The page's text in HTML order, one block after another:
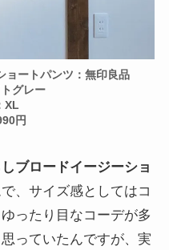
ョートパンツ：無印良品
グレー
XL
円
ブロードイージーショ
、サイズ感としてはコ
ったり目なコーデが多
っていたんですが、実